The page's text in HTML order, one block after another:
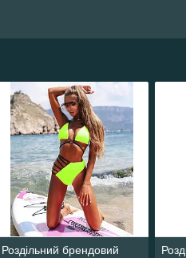
Роздільний брендовий